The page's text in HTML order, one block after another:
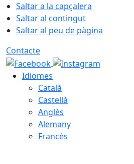
Saltar a la capçalera
Saltar al contingut
Saltar al peu de pàgina
Contacte
Idiomes
Català
Castellà
Anglès
Alemany
Francès